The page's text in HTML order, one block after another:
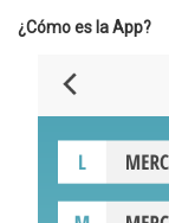
¿Cómo es la App?